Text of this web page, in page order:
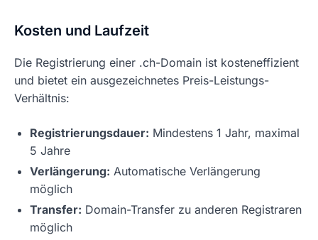
Kosten und Laufzeit
Die Registrierung einer .ch-Domain ist kosteneffizient
und bietet ein ausgezeichnetes Preis-Leistungs-
Verhältnis:
Registrierungsdauer: Mindestens 1 Jahr, maximal
5 Jahre
Verlängerung: Automatische Verlängerung
möglich
Transfer: Domain-Transfer zu anderen Registraren
möglich